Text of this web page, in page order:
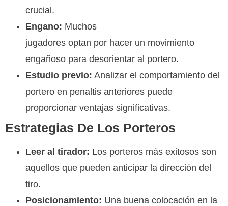
crucial.
Engano: Muchos
jugadores optan por hacer un movimiento
engañoso para desorientar al portero.
Estudio previo: Analizar el comportamiento del
portero en penaltis anteriores puede
proporcionar ventajas significativas.
Estrategias De Los Porteros
Leer al tirador: Los porteros más exitosos son
aquellos que pueden anticipar la dirección del
tiro.
Posicionamiento: Una buena colocación en la